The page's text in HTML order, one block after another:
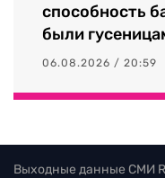
способность
были
06.08.2026 / 20:59
Выходные данные СМИ